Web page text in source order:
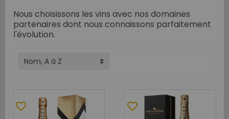
Nous choisissons les vins avec nos domaines
partenaires dont nous connaissons parfaitement
l'évolution.
Nom, A à Z
favorite_border favorite_border